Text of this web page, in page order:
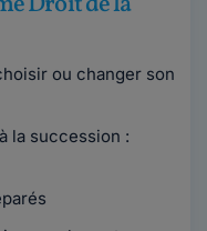
ou changer son
la succession :